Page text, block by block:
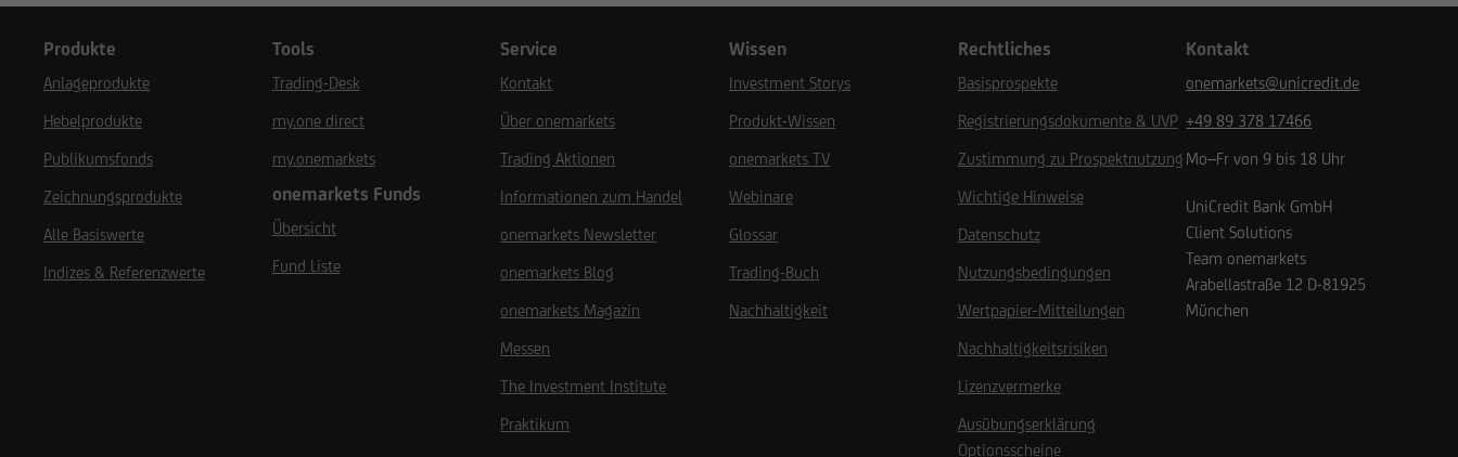
Produkte
Anlageprodukte
Hebelprodukte
Publikumsfonds
Zeichnungsprodukte
Alle Basiswerte
Indizes & Referenzwerte
Tools
Trading-Desk
my.one direct
my.onemarkets
onemarkets Funds
Übersicht
Fund Liste
Service
Kontakt
Über onemarkets
Trading Aktionen
Informationen zum Handel
onemarkets Newsletter
onemarkets Blog
onemarkets Magazin
Messen
The Investment Institute
Praktikum
Wissen
Investment Storys
Produkt-Wissen
onemarkets TV
Webinare
Glossar
Trading-Buch
Nachhaltigkeit
Rechtliches
Basisprospekte
Registrierungsdokumente & UVP
Zustimmung zu Prospektnutzung
Wichtige Hinweise
Datenschutz
Nutzungsbedingungen
Wertpapier-Mitteilungen
Nachhaltigkeitsrisiken
Lizenzvermerke
Ausübungserklärung
Optionsscheine
Kontakt
onemarkets@unicredit.de
+49 89 378 17466
Mo–Fr von 9 bis 18 Uhr
UniCredit Bank GmbH
Client Solutions
Team onemarkets
Arabellastraße 12 D-81925
München